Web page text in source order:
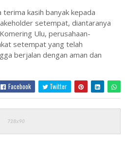
terima kasih banyak kepada
setempat, diantaranya
Ulu, perusahaan-
setempat yang telah
berjalan dengan aman dan
Facebook Twitter